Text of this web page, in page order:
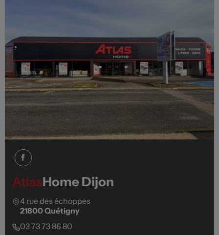
AtlasHome Dijon
4 rue des échoppes
21800 Quétigny
03 73 73 86 80